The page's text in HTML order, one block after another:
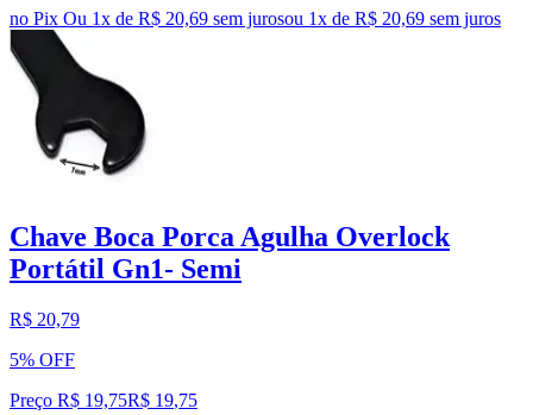
no Pix Ou 1x de R$ 20,69 sem jurosou 1x de R$ 20,69 sem juros
Chave Boca Porca Agulha Overlock
Portátil Gn1- Semi
R$ 20,79
5% OFF
Preço R$ 19,75R$ 19,75